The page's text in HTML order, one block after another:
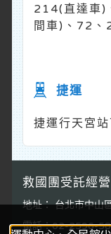
214(直達車)
間車)、72
捷運
捷運行天宮
救國團受託經
地址： 台北市中山
電話：02-2596-